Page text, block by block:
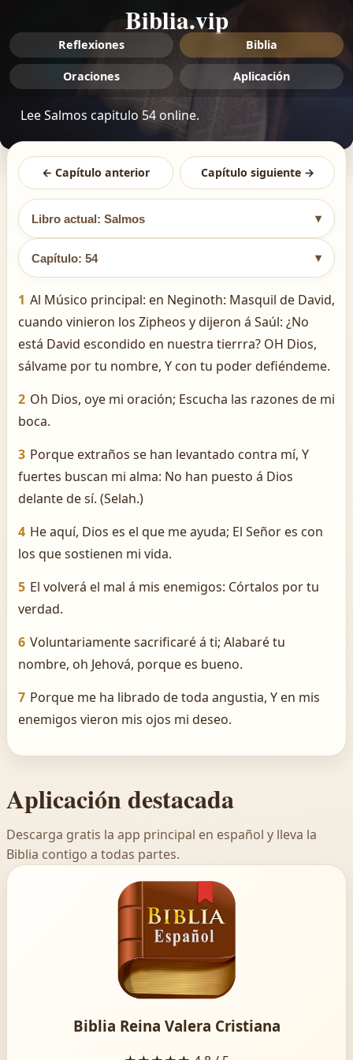
Biblia.vip
Reflexiones Biblia
Oraciones Aplicación
Lee Salmos capitulo 54 online.
← Capítulo anterior Capítulo siguiente →
Libro actual: Salmos ▾
Capítulo: 54 ▾
1 Al Músico principal: en Neginoth: Masquil de David,
cuando vinieron los Zipheos y dijeron á Saúl: ¿No
está David escondido en nuestra tierrra? OH Dios,
sálvame por tu nombre, Y con tu poder defiéndeme.
2 Oh Dios, oye mi oración; Escucha las razones de mi
boca.
3 Porque extraños se han levantado contra mí, Y
fuertes buscan mi alma: No han puesto á Dios
delante de sí. (Selah.)
4 He aquí, Dios es el que me ayuda; El Señor es con
los que sostienen mi vida.
5 El volverá el mal á mis enemigos: Córtalos por tu
verdad.
6 Voluntariamente sacrificaré á ti; Alabaré tu
nombre, oh Jehová, porque es bueno.
7 Porque me ha librado de toda angustia, Y en mis
enemigos vieron mis ojos mi deseo.
Aplicación destacada
Descarga gratis la app principal en español y lleva la
Biblia contigo a todas partes.
Biblia Reina Valera Cristiana